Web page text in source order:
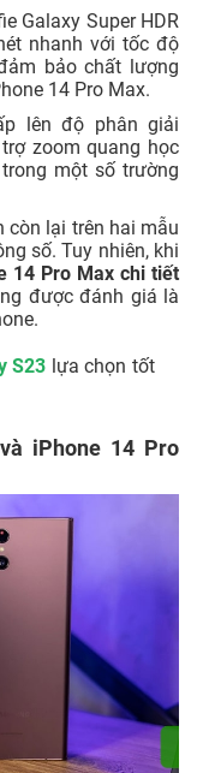
Galaxy Super HDR
nhanh với tốc độ
bảo chất lượng
14 Pro Max.
lên độ phân giải
zoom quang học
một số trường
còn lại trên hai mẫu
số. Tuy nhiên, khi
14 Pro Max chi tiết
được đánh giá là
S23 lựa chọn tốt
iPhone 14 Pro